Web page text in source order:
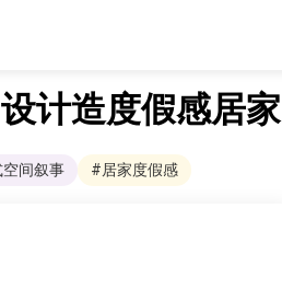
计造度假感居家
间叙事 #居家度假感